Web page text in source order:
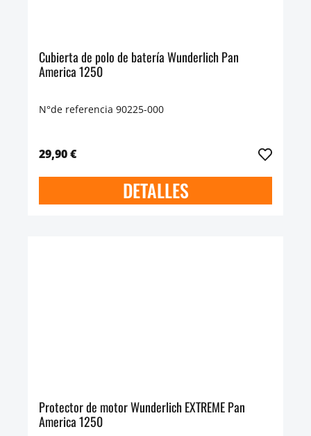
Cubierta de polo de batería Wunderlich Pan
America 1250
N°de referencia 90225-000
29,90 €
DETALLES
Protector de motor Wunderlich EXTREME Pan
America 1250